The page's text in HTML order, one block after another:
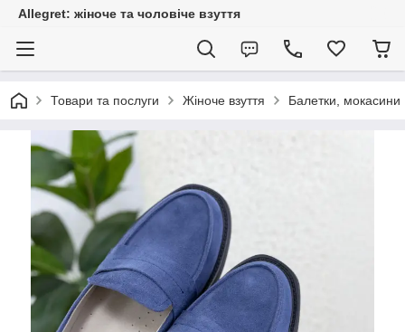
Allegret: жіноче та чоловіче взуття
Товари та послуги Жіноче взуття Балетки, мокасини